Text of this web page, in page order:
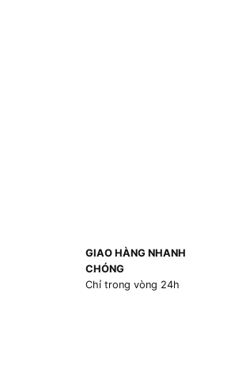
GIAO HÀNG NHANH
CHÓNG
Chỉ trong vòng 24h